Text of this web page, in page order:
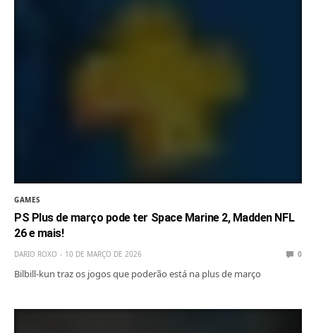
GAMES
PS Plus de março pode ter Space Marine 2, Madden NFL
26 e mais!
DARIO ROXO 10 DE MARÇO DE 2026 0
Bilbill-kun traz os jogos que poderão está na plus de março